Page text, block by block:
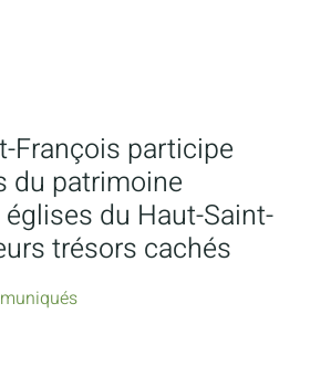
François participe
du patrimoine
du Haut-Saint-
trésors cachés